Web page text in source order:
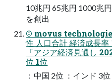
10兆円 65兆円 1000兆
を創出
© movus
性 ⼈⼝合計 経済成⻑率
「アジア経済⾒通し
位 1位
：中国 2位 ：インド 3